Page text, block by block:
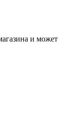
и может